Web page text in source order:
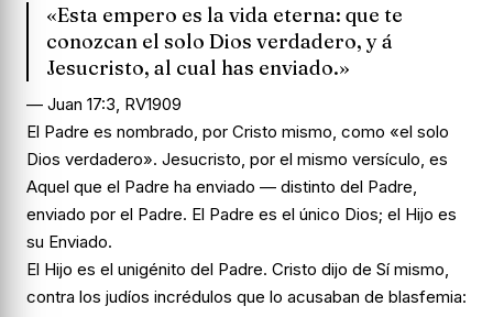
«Esta empero es la vida eterna: que te
conozcan el solo Dios verdadero, y á
Jesucristo, al cual has enviado.»
— Juan 17:3, RV1909
El Padre es nombrado, por Cristo mismo, como «el solo
Dios verdadero». Jesucristo, por el mismo versículo, es
Aquel que el Padre ha enviado — distinto del Padre,
enviado por el Padre. El Padre es el único Dios; el Hijo es
su Enviado.
El Hijo es el unigénito del Padre. Cristo dijo de Sí mismo,
contra los judíos incrédulos que lo acusaban de blasfemia: